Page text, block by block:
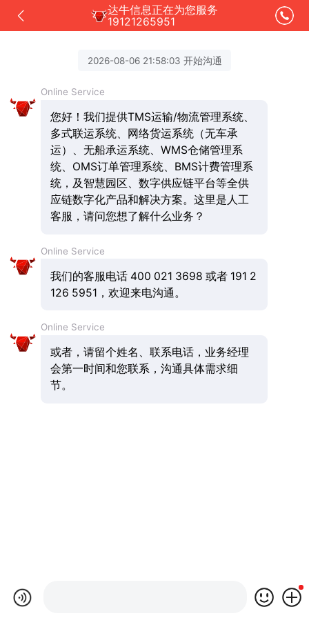
达牛信息正在为您服务
19121265951
2026-08-06 21:58:03 开始沟通
Online Service
您好！我们提供TMS运输/物流管理系统、
多式联运系统、网络货运系统（无车承
运）、无船承运系统、WMS仓储管理系
统、OMS订单管理系统、BMS计费管理系
统，及智慧园区、数字供应链平台等全供
应链数字化产品和解决方案。这里是人工
客服，请问您想了解什么业务？
Online Service
我们的客服电话 400 021 3698 或者 191 2
126 5951，欢迎来电沟通。
Online Service
或者，请留个姓名、联系电话，业务经理
会第一时间和您联系，沟通具体需求细
节。